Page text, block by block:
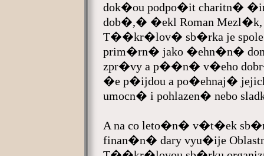
dok�ou podpo�it charitn�
dob�,� �ekl Roman Mezl�k,
T��kr�lov� sb�rka je
prim�rn� jako �ehn�n�
zpr�vy a p��n� v�eho
�e p�ijdou a po�ehnaj�
umocn� i pohlazen� nebo
A na co leto�n� v�t�ek
finan�n� dary vyu�ije